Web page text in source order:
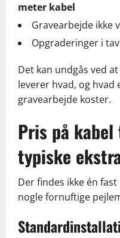
meter kabel
Gravearbejde ikke
Opgraderinger i
Det kan undgås ved at
leverer hvad, og hvad
gravearbejde koster.
Pris på
typiske
Der findes ikke én
nogle fornuftige